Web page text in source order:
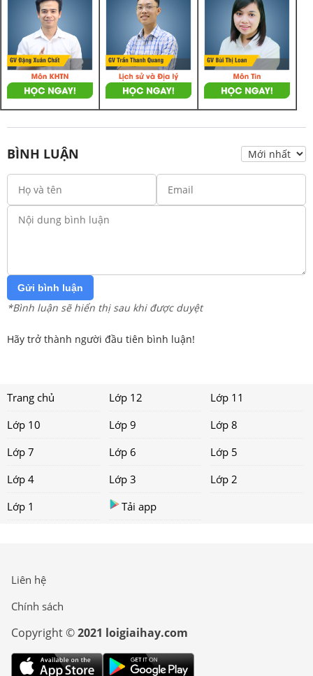
BÌNH LUẬN
Gửi bình luận
*Bình luận sẽ hiển thị sau khi được duyệt
Hãy trở thành người đầu tiên bình luận!
Trang chủ Lớp 12
Lớp 11
Lớp 10
Lớp 9
Lớp 8
Lớp 7
Lớp 6
Lớp 5
Lớp 4
Lớp 3
Lớp 2
Lớp 1
Tải app
Liên hệ
Chính sách
Copyright ©2021 loigiaihay.com